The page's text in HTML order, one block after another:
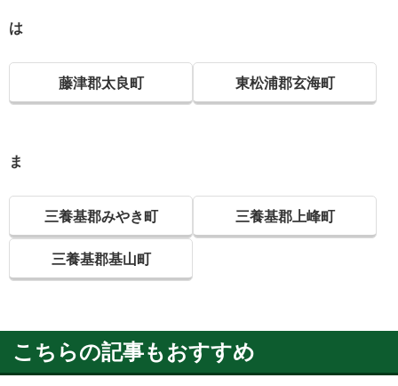
は
藤津郡太良町 東松浦郡玄海町
ま
三養基郡みやき町 三養基郡上峰町
三養基郡基山町
こちらの記事もおすすめ